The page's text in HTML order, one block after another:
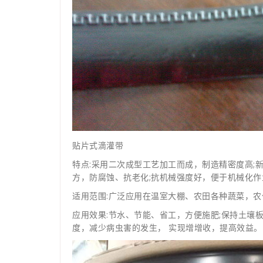
贴片式滴灌带
特点:采用二次成型工艺加工而成，制造精密度高;
方，防腐蚀、抗老化;抗机械强度好，便于机械化
适用范围:广泛应用在温室大棚、农田各种蔬菜，
应用效果:节水、节能、省工，方便施肥;保持土壤
度，减少病虫害的发生， 实现增增收，提高效益。